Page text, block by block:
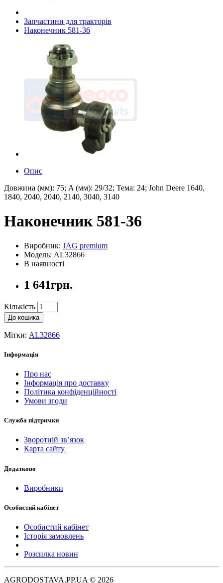
Запчастини для тракторів
Наконечник 581-36
Опис
Довжина (мм): 75; A (мм): 29/32; Тема: 24; John Deere 1640,
1840, 2040, 2040, 2140, 3040, 3140
Наконечник 581-36
Виробник: JAG premium
Модель: AL32866
В наявності
1 641грн.
Кількість
До кошика
Мітки: AL32866
Інформація
Про нас
Інформація про доставку
Політика конфіденційності
Умови згоди
Служба підтримки
Зворотній зв’язок
Карта сайту
Додатково
Виробники
Особистий кабінет
Особистий кабінет
Історія замовлень
Розсилка новин
AGRODOSTAVA.PP.UA © 2026